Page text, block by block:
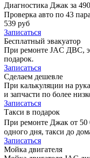
Диагностика Джак за
Проверка авто по 43
539 руб
Записаться
Бесплатный эвакуатор
При ремонте JAC ДВС,
подарок.
Записаться
Сделаем дешевле
При калькуляции на
и запчасти по более
Записаться
Такси в подарок
При ремонте Джак от 50
одного дня, такси до
Записаться
Мойка двигателя